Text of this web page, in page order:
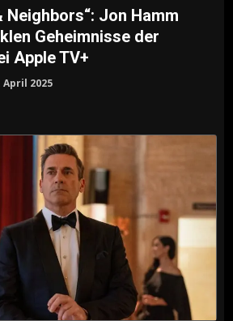
Neighbors“: Jon Hamm
Geheimnisse der
Apple TV+
April 2025